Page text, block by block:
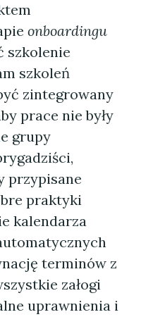
onboardingu
szkolenie
szkoleń
zintegrowany
prace nie były
grupy
przypisane
praktyki
kalendarza
terminów z
załogi
uprawnienia i